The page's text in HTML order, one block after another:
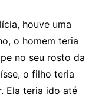
houve uma
o homem teria
no seu rosto da
o filho teria
Ela teria ido até